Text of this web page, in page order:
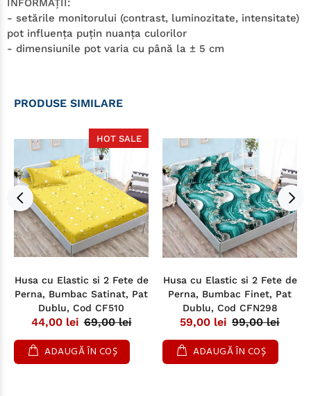
INFORMAŢII:
- setările monitorului (contrast, luminozitate, intensitate)
pot influenţa puţin nuanţa culorilor
- dimensiunile pot varia cu până la ± 5 cm
PRODUSE SIMILARE
HOT SALE
Husa cu Elastic si 2 Fete de
Perna, Bumbac Satinat, Pat
Dublu, Cod CF510
44,00 lei 69,00 lei
ADAUGĂ ÎN COȘ
Husa cu Elastic si 2 Fete de
Perna, Bumbac Finet, Pat
Dublu, Cod CFN298
59,00 lei 99,00 lei
ADAUGĂ ÎN COȘ